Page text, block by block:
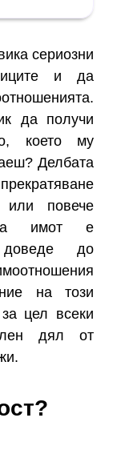
сериозни
и да
да получи
което му
Делбата
или повече
на имот е
до
на този
цел всеки
дял от